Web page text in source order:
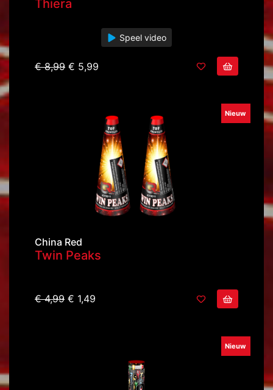
Thiera
Speel video
€ 8,99 € 5,99
Nieuw
China Red
Twin Peaks
€ 4,99 € 1,49
Nieuw